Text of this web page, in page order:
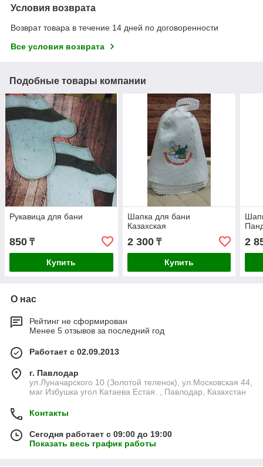
Условия возврата
Возврат товара в течение 14 дней по договоренности
Все условия возврата
Подобные товары компании
Рукавица для бани
850 ₸
Купить
Шапка для бани
Казахская
2 300₸
Купить
2
О нас
Рейтинг не сформирован
Менее 5 отзывов за последний год
Работает с 02.09.2013
г. Павлодар
ул.Луначарского 10 (Золотой теленок), ул.Московская 44,
маг Избушка угол Катаева Естая. , Павлодар, Казахстан
Контакты
Сегодня работает с 09:00 до 19:00
Показать весь график работы